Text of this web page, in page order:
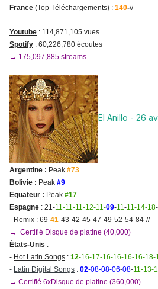
France (Top Téléchargements) : 140-//
Youtube : 114,871,105 vues
Spotify : 60,226 ,780 écoutes
→ 175,097,885 streams
El Anillo - 26
Argentine : Peak #73
Bolivie : Peak #9
Equateur : Peak #17
Espagne : 21-11-11-11-12-11-09-11 -11-14-18
- Remix : 69-41-43-42-45-47-49-52-54-84-//
→ Certifié Disque de platine (40,000)
États-Unis :
- Hot Latin Songs : 12-16-17-16-16-16-16-18-
- Latin Digital Songs : 02-08-08-06-08-11-13-
→ Certifié 6xDisque de platine (360,000)